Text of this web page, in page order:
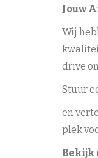
Jouw
Wij
drive
Stuur
en
plek
Bekijk